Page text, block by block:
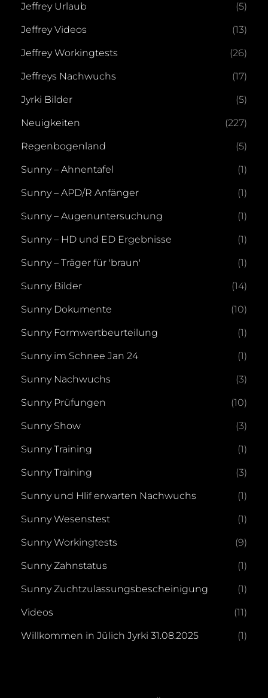
Jeffrey Urlaub (5)
Jeffrey Videos (13)
Jeffrey Workingtests (26)
Jeffreys Nachwuchs (17)
Jyrki Bilder (5)
Neuigkeiten (227)
Regenbogenland (5)
Sunny – Ahnentafel (1)
Sunny – APD/R Anfänger (1)
Sunny – Augenuntersuchung (1)
Sunny – HD und ED Ergebnisse (1)
Sunny – Träger für 'braun' (1)
Sunny Bilder (14)
Sunny Dokumente (10)
Sunny Formwertbeurteilung (1)
Sunny im Schnee Jan 24 (1)
Sunny Nachwuchs (3)
Sunny Prüfungen (10)
Sunny Show (3)
Sunny Training (1)
Sunny Training (3)
Sunny und Hlif erwarten Nachwuchs (1)
Sunny Wesenstest (1)
Sunny Workingtests (9)
Sunny Zahnstatus (1)
Sunny Zuchtzulassungsbescheinigung (1)
Videos (11)
Willkommen in Jülich Jyrki 31.08.2025 (1)